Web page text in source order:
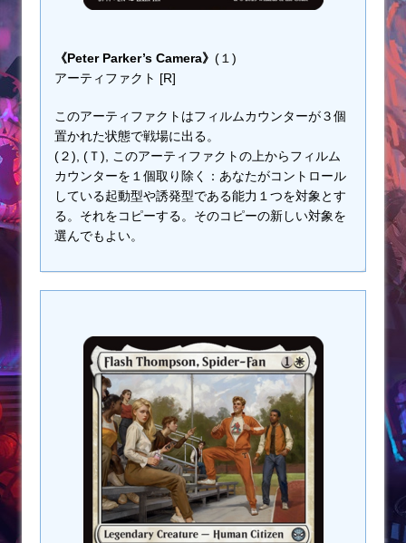
《Peter Parker’s Camera》 (１)
アーティファクト [R]
このアーティファクトはフィルムカウンターが３個
置かれた状態で戦場に出る。
(２), (Ｔ), このアーティファクトの上からフィルム
カウンターを１個取り除く：あなたがコントロール
している起動型や誘発型である能力１つを対象とす
る。それをコピーする。そのコピーの新しい対象を
選んでもよい。